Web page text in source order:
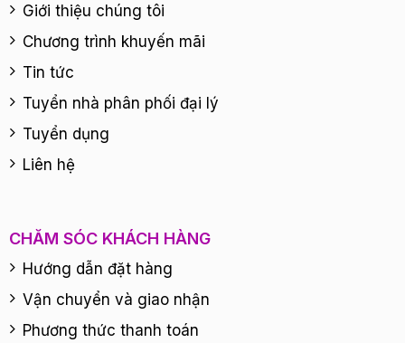
Giới thiệu chúng tôi
Chương trình khuyến mãi
Tin tức
Tuyển nhà phân phối đại lý
Tuyển dụng
Liên hệ
CHĂM SÓC KHÁCH HÀNG
Hướng dẫn đặt hàng
Vận chuyển và giao nhận
Phương thức thanh toán